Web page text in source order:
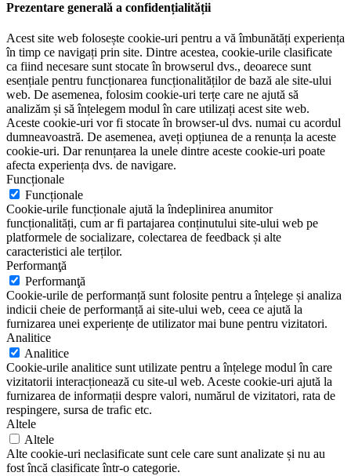
Prezentare generală a confidențialității
Acest site web folosește cookie-uri pentru a vă îmbunătăți experiența
în timp ce navigați prin site. Dintre acestea, cookie-urile clasificate
ca fiind necesare sunt stocate în browserul dvs., deoarece sunt
esențiale pentru funcționarea funcționalităților de bază ale site-ului
web. De asemenea, folosim cookie-uri terțe care ne ajută să
analizăm și să înțelegem modul în care utilizați acest site web.
Aceste cookie-uri vor fi stocate în browser-ul dvs. numai cu acordul
dumneavoastră. De asemenea, aveți opțiunea de a renunța la aceste
cookie-uri. Dar renunțarea la unele dintre aceste cookie-uri poate
afecta experiența dvs. de navigare.
Funcționale
Funcționale
Cookie-urile funcționale ajută la îndeplinirea anumitor
funcționalități, cum ar fi partajarea conținutului site-ului web pe
platformele de socializare, colectarea de feedback și alte
caracteristici ale terților.
Performanţă
Performanţă
Cookie-urile de performanță sunt folosite pentru a înțelege și analiza
indicii cheie de performanță ai site-ului web, ceea ce ajută la
furnizarea unei experiențe de utilizator mai bune pentru vizitatori.
Analitice
Analitice
Cookie-urile analitice sunt utilizate pentru a înțelege modul în care
vizitatorii interacționează cu site-ul web. Aceste cookie-uri ajută la
furnizarea de informații despre valori, numărul de vizitatori, rata de
respingere, sursa de trafic etc.
Altele
Altele
Alte cookie-uri neclasificate sunt cele care sunt analizate și nu au
fost încă clasificate într-o categorie.